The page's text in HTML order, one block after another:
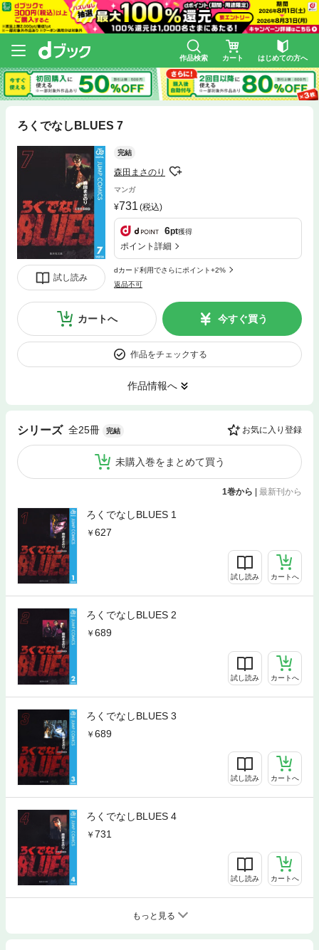
作品検索 カート はじめての方へ
ろくでなしBLUES 7
試し読み
完結
森田まさのり
マンガ
731 (税込)
6pt獲得
ポイント詳細
dカード利用でさらにポイント+2%
返品不可
カートへ 今すぐ買う
作品をチェックする
作品情報へ
シリーズ 全25冊 完結 お気に入り登録
未購入巻をまとめて買う
1巻から 最新刊から
ろくでなしBLUES 1
627
試し読み カートへ
ろくでなしBLUES 2
689
試し読み カートへ
ろくでなしBLUES 3
689
試し読み カートへ
ろくでなしBLUES 4
731
試し読み カートへ
もっと見る